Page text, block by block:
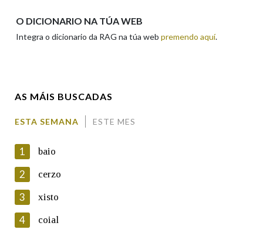
En cumprimento da normativa vixente en materia de
Protección de Datos de Carácter Persoal, a Real Academia
Galega informa a aqueles usuarios que faciliten o seu correo
O DICIONARIO NA TÚA WEB
Integra o dicionario da RAG na túa web premendo aquí.
AS MÁIS BUSCADAS
ESTA SEMANA ESTE MES
1 baio
2 cerzo
3 xisto
4 coial